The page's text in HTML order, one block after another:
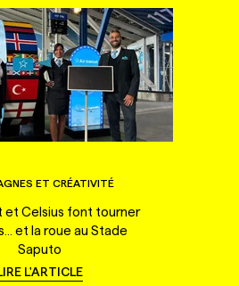
ET CRÉATIVITÉ
et Celsius font tourner
et la roue au Stade
Saputo
L'ARTICLE